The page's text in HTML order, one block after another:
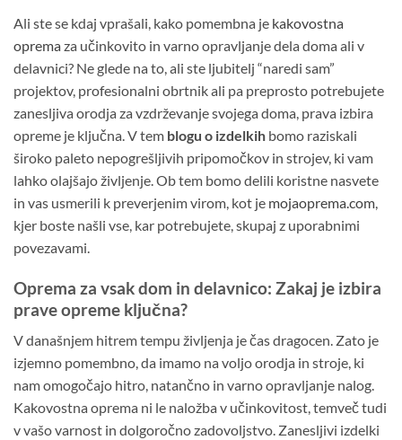
Ali ste se kdaj vprašali, kako pomembna je kakovostna
opremaza učinkovito in varno opravljanje dela doma ali v
delavnici? Ne glede na to, ali ste ljubitelj “naredi sam”
projektov, profesionalni obrtnik ali pa preprosto potrebujete
zanesljiva orodja za vzdrževanje svojega doma, prava izbira
opreme je ključna. V tem blogu o izdelkih bomo raziskali
široko paleto nepogrešljivih pripomočkov in strojev, ki vam
lahko olajšajo življenje. Ob tem bomo delili koristne nasvete
in vas usmerili k preverjenim virom, kot je mojaoprema.com,
kjer boste našli vse, kar potrebujete, skupaj z uporabnimi
povezavami.
Oprema za vsak dom in delavnico: Zakaj je izbira
prave opreme ključna?
V današnjem hitrem tempu življenja je čas dragocen. Zato je
izjemno pomembno, da imamo na voljo orodja in stroje, ki
nam omogočajo hitro, natančno in varno opravljanje nalog.
Kakovostna oprema ni le naložba v učinkovitost, temveč tudi
v vašo varnost in dolgoročno zadovoljstvo. Zanesljivi izdelki